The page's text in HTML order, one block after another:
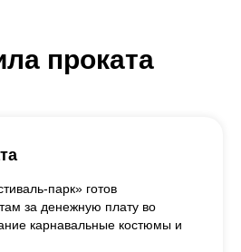
проката
парк» готов
за денежную плату во
карнавальные костюмы и